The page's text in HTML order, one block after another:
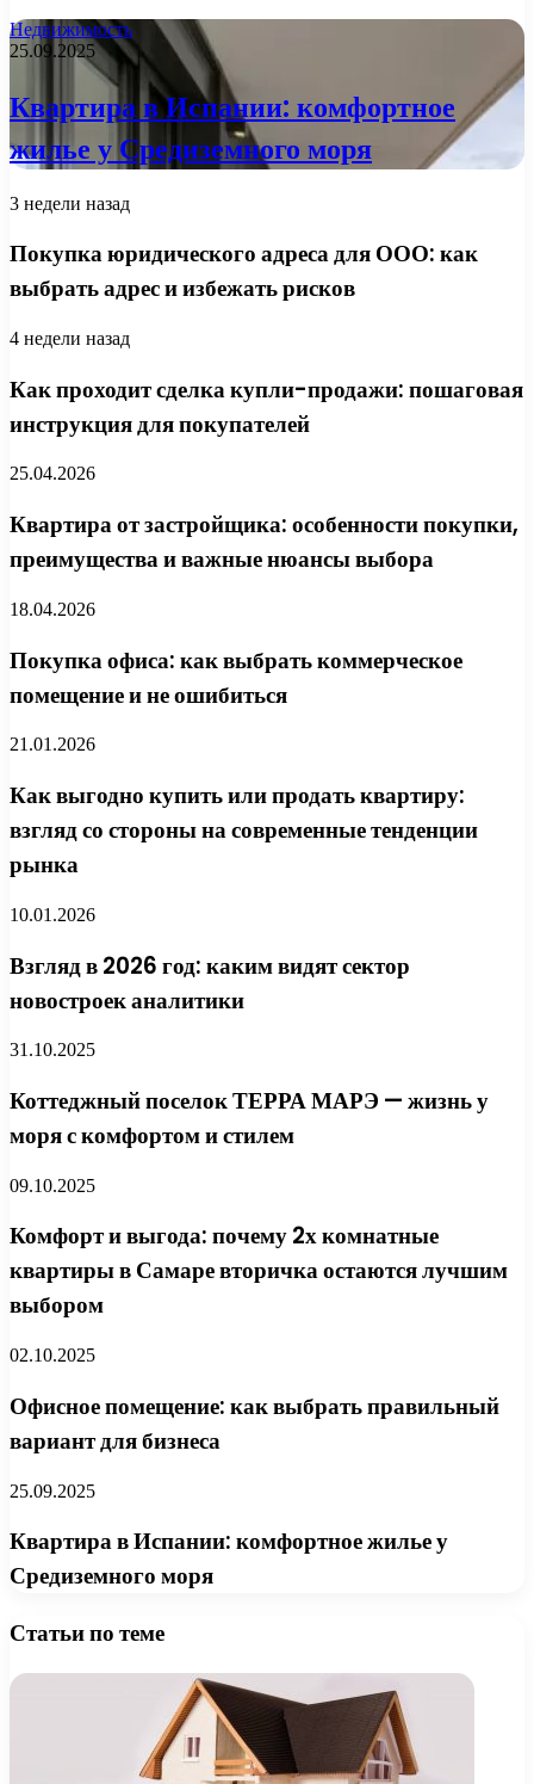
Недвижимость
25.09.2025
Квартира в Испании: комфортное
жилье у Средиземного моря
3 недели назад
Покупка юридического адреса для ООО: как
выбрать адрес и избежать рисков
4 недели назад
Как проходит сделка купли-продажи: пошаговая
инструкция для покупателей
25.04.2026
Квартира от застройщика: особенности покупки,
преимущества и важные нюансы выбора
18.04.2026
Покупка офиса: как выбрать коммерческое
помещение и не ошибиться
21.01.2026
Как выгодно купить или продать квартиру:
взгляд со стороны на современные тенденции
рынка
10.01.2026
Взгляд в 2026 год: каким видят сектор
новостроек аналитики
31.10.2025
Коттеджный поселок ТЕРРА МАРЭ — жизнь у
моря с комфортом и стилем
09.10.2025
Комфорт и выгода: почему 2х комнатные
квартиры в Самаре вторичка остаются лучшим
выбором
02.10.2025
Офисное помещение: как выбрать правильный
вариант для бизнеса
25.09.2025
Квартира в Испании: комфортное жилье у
Средиземного моря
Статьи по теме